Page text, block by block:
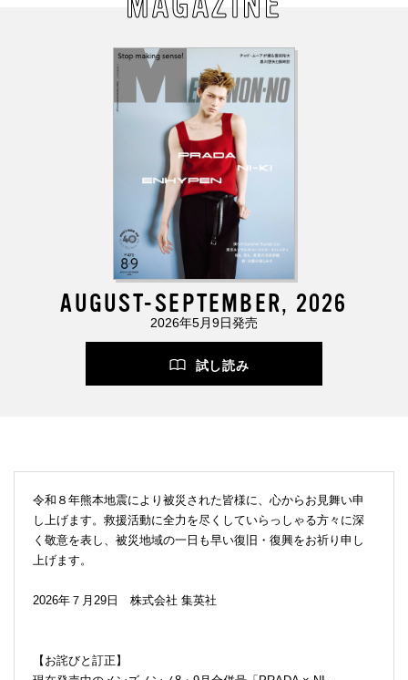
AUGUST-SEPTEMBER, 2026
2026年5月9日発売
試し読み
令和８年熊本地震により被災された皆様に、心からお見舞い申
し上げます。救援活動に全力を尽くしていらっしゃる方々に深
く敬意を表し、被災地域の一日も早い復旧・復興をお祈り申し
上げます。
2026年７月29日 株式会社 集英社
【お詫びと訂正】